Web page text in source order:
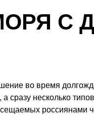
С
во время
сразу несколько
россиянами